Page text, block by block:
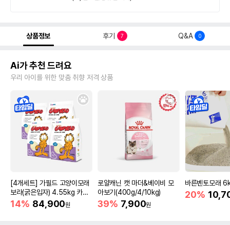
상품정보 후기 7 Q&A 0
Ai가 추천 드려요
우리 아이를 위한 맞춤 취향 저격 상품
[4개세트] 가필드 고양이모래
보라(굵은입자) 4.55kg 카사
바모래
14% 84,900원
로얄캐닌 캣 마더&베이비 모
아보기(400g/4/10kg)
39% 7,900원
바른벤토모래
20%